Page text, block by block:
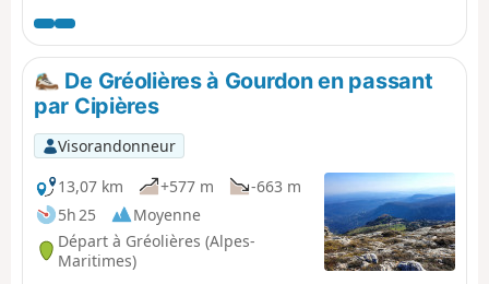
chaleurs. Une randonnée accessible aux
enfants qui savent nager. Chaussures
fermées indispensables. Cette randonnée
traverse un site naturel protégé qui est
soumis à une réglementation. Voir les
informations pratiques.
De Gréolières à Gourdon en passant
par Cipières
Visorandonneur
13,07 km
+577 m
-663 m
5h 25
Moyenne
Départ à Gréolières (Alpes-
Maritimes)